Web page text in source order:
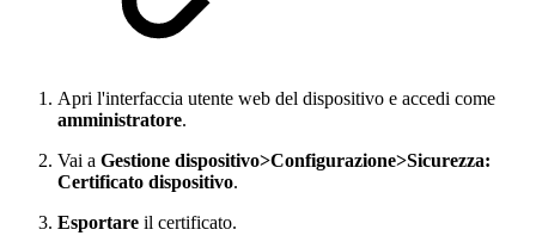
Apri l'interfaccia utente web del dispositivo e accedi come
amministratore.
Vai a Gestione dispositivo>Configurazione>Sicurezza:
Certificato dispositivo.
Esportare il certificato.